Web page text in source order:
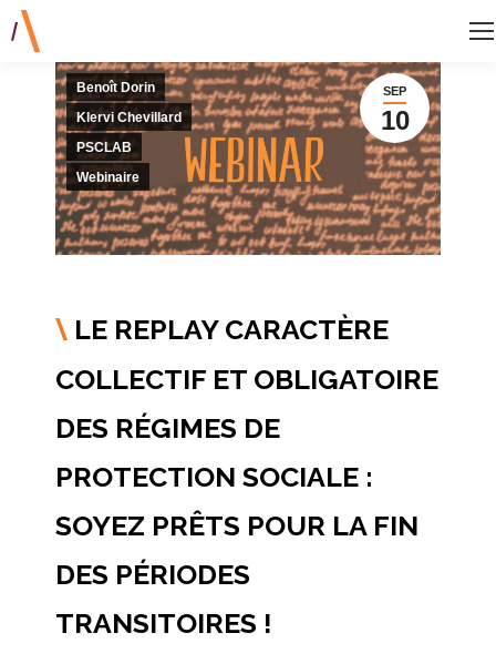
SEP
10
Benoît Dorin
Klervi Chevillard
PSCLAB
Webinaire
\ LE REPLAY CARACTÈRE
COLLECTIF ET OBLIGATOIRE
DES RÉGIMES DE
PROTECTION SOCIALE :
SOYEZ PRÊTS POUR LA FIN
DES PÉRIODES
TRANSITOIRES !